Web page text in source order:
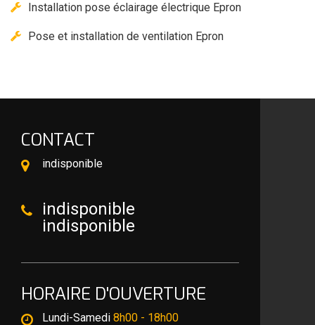
Installation pose éclairage électrique Epron
Pose et installation de ventilation Epron
CONTACT
indisponible
indisponible
indisponible
HORAIRE D'OUVERTURE
Lundi-Samedi 8h00 - 18h00